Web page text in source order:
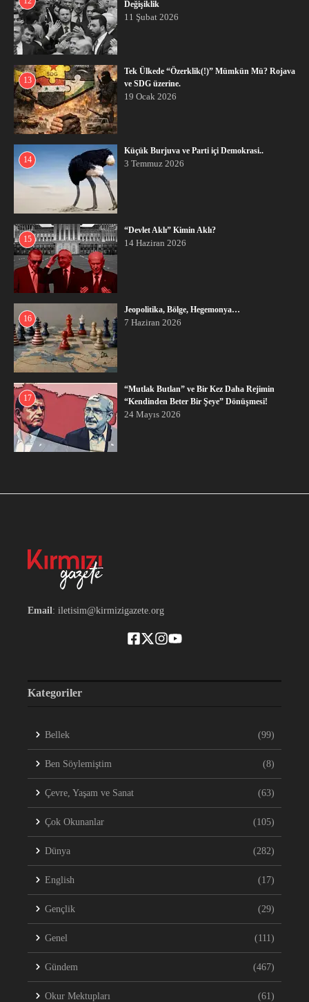
Değişiklik
11 Şubat 2026
13
Tek Ülkede “Özerklik(!)” Mümkün Mü? Rojava
ve SDG üzerine.
19 Ocak 2026
14
Küçük Burjuva ve Parti içi Demokrasi..
3 Temmuz 2026
15
“Devlet Aklı” Kimin Aklı?
14 Haziran 2026
16
Jeopolitika, Bölge, Hegemonya…
7 Haziran 2026
17
“Mutlak Butlan” ve Bir Kez Daha Rejimin
“Kendinden Beter Bir Şeye” Dönüşmesi!
24 Mayıs 2026
Email: iletisim@kirmizigazete.org
Kategoriler
Bellek (99)
Ben Söylemiştim (8)
Çevre, Yaşam ve Sanat (63)
Çok Okunanlar (105)
Dünya (282)
English (17)
Gençlik (29)
Genel (111)
Gündem (467)
Okur Mektupları (61)